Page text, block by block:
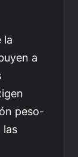
la
a
peso-
las